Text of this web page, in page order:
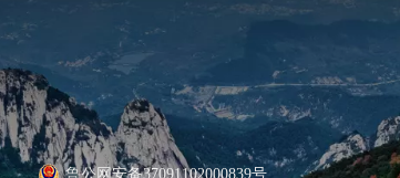
鲁公网安备37091102000839号